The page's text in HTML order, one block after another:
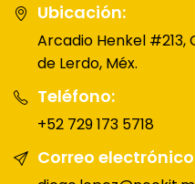
Ubicación:
Arcadio Henkel #213,
de Lerdo, Méx.
Teléfono:
+52 729 173 5718
Correo